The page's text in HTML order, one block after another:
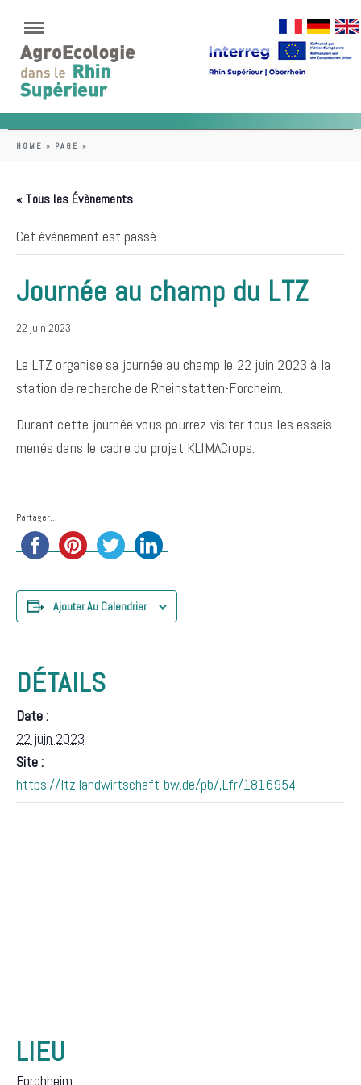
HOME » PAGE »
« Tous les Évènements
Cet évènement est passé.
Journée au champ du LTZ
22 juin 2023
Le LTZ organise sa journée au champ le 22 juin 2023 à la
station de recherche de Rheinstatten-Forcheim.
Durant cette journée vous pourrez visiter tous les essais
menés dans le cadre du projet KLIMACrops.
Partager...
Ajouter Au Calendrier
DÉTAILS
Date :
22 juin 2023
Site :
https://ltz.landwirtschaft-bw.de/pb/,Lfr/1816954
LIEU
Forchheim